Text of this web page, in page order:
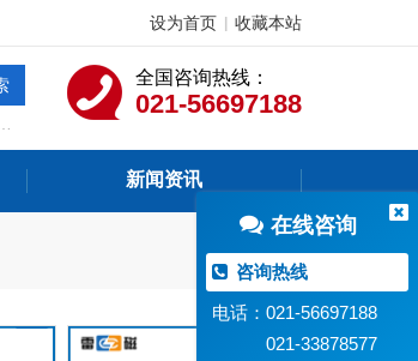
设为首页 收藏本站
全国咨询热线：
021-56697188
新闻资讯
在线咨询
咨询热线
电话：021-56697188
021-33878577